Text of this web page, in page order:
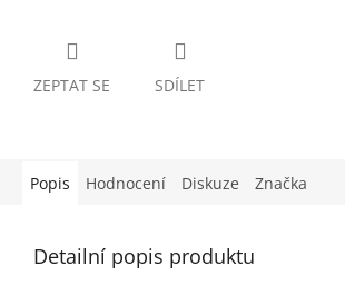
ZEPTAT SE SDÍLET
Popis Hodnocení Diskuze Značka
Detailní popis produktu